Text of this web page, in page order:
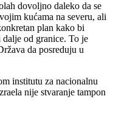
dovoljno daleko da se
kućama na severu, ali
plan kako bi
od granice. To je
da posreduju u
institutu za nacionalnu
nije stvaranje tampon